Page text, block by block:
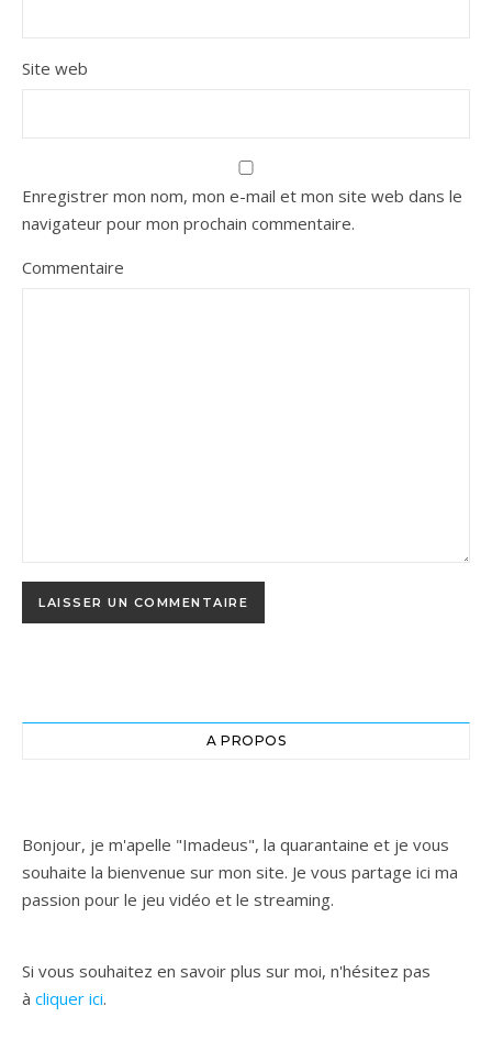
Site web
Enregistrer mon nom, mon e-mail et mon site web dans le
navigateur pour mon prochain commentaire.
Commentaire
A PROPOS
Bonjour, je m'apelle "Imadeus", la quarantaine et je vous
souhaite la bienvenue sur mon site. Je vous partage ici ma
passion pour le jeu vidéo et le streaming.
Si vous souhaitez en savoir plus sur moi, n'hésitez pas
à cliquer ici.